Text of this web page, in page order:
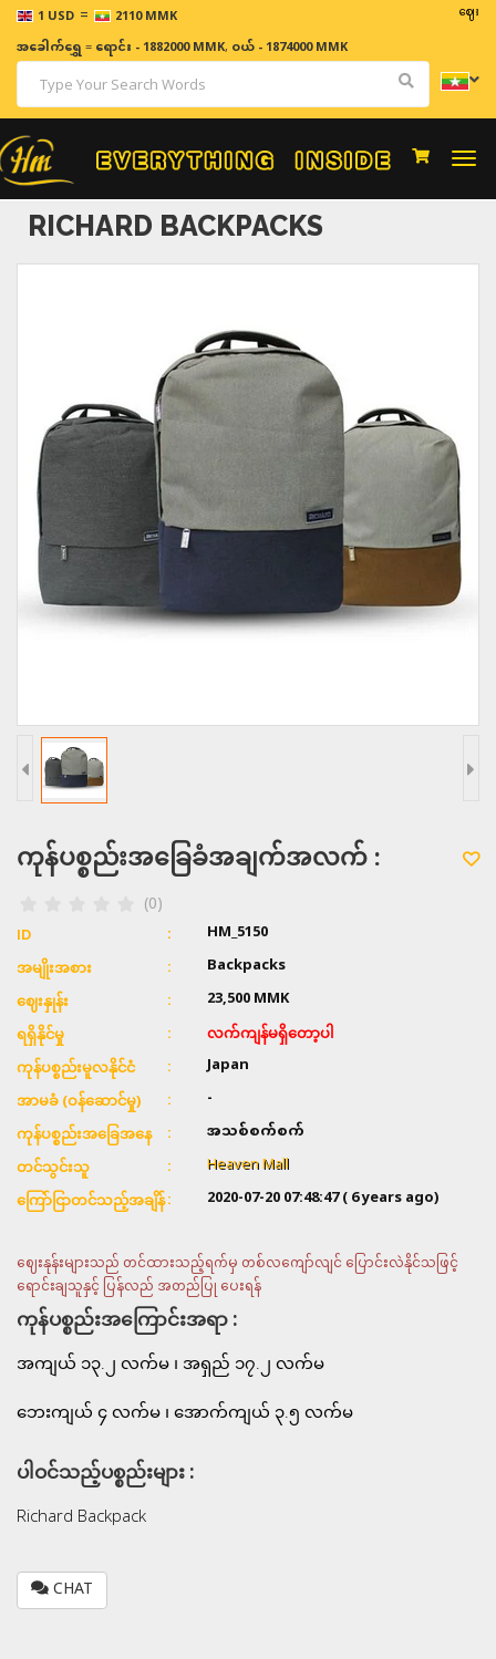
1 USD = 2110 MMK ဈေးနှုန်း
အခေါက်ရွှေ=ရောင်း - 1882000 MMK, ဝယ် - 1874000 MMK
RICHARD BACKPACKS
ကုန်ပစ္စည်းအခြေခံအချက်အလက် :
(0)
ID HM_5150
အမျိုးအစား Backpacks
ဈေးနှုန်း 23,500MMK
ရရှိနိုင်မှု
လက်ကျန်မရှိတော့ပါ
ကုန်ပစ္စည်းမူလနိုင်ငံ
Japan
အာမခံ (ဝန်ဆောင်မှု) -
ကုန်ပစ္စည်းအခြေအနေ အသစ်စက်စက်
တင်သွင်းသူ Heaven Mall
ကြော်ငြာတင်သည့်အချိန် 2020-07-20 07:48:47( 6 years ago)
ဈေးနုန်းများသည် တင်ထားသည့်ရက်မှ တစ်လကျော်လျင် ပြောင်းလဲနိုင်သဖြင့်
ရောင်းချသူနှင့် ပြန်လည် အတည်ပြု ပေးရန်
ကုန်ပစ္စည်းအကြောင်းအရာ :
အကျယ် ၁၃.၂ လက်မ ၊ အရှည် ၁၇.၂ လက်မ
ဘေးကျယ် ၄ လက်မ ၊ အောက်ကျယ် ၃.၅ လက်မ
ပါဝင်သည့်ပစ္စည်းများ :
Richard Backpack
CHAT